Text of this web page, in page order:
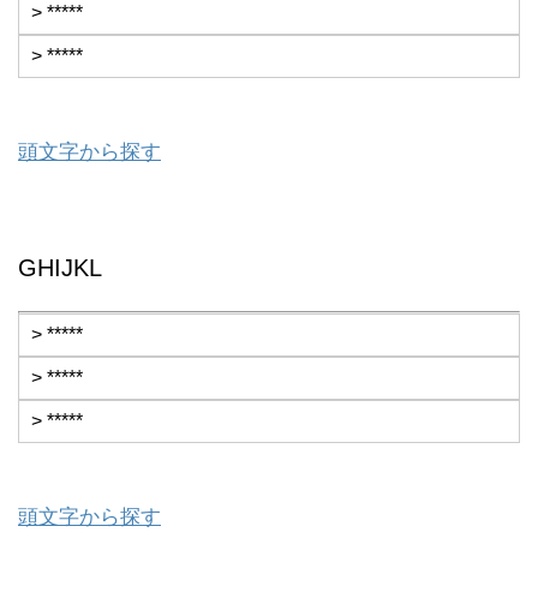
> *****
> *****
頭文字から探す
GHIJKL
> *****
> *****
> *****
頭文字から探す